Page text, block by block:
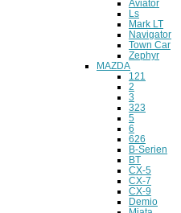
Aviator
Ls
Mark LT
Navigator
Town Car
Zephyr
MAZDA
121
2
3
323
5
6
626
B-Serien
BT
CX-5
CX-7
CX-9
Demio